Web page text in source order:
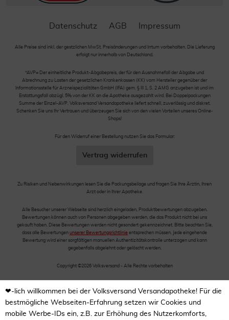
Datenschutz AGB Impressum
Alle Preise sind inkl. der gestzlichen MwSt. Preisänderungen und Irrtum vorbehalten. Die Lieferung
erfolgt nur innerhalb von Deutschland.
*AVP= Der einheitliche Produkt-Abgabepreis, der für den Ausnahmefall der Abgabe und
Abrechnung zu Lasten der gesetzlichen Krankenkassen (KK) vom Hersteller gegenüber der
Informationsstelle für Arzneispezialitäten GmbH (IFA) gem. § III 1, S. 2 AMG anzugeben ist und im
Erstattungsfall abzügl. 5% von der KK an die Apotheke ausgezahlt wird. Bei Doppelpackungen
Summe der Einzel-AVP. Volksversand Versandapotheke liefert schnell, zuverlässig und diskret.
Schenken Sie uns Ihr Vertrauen und überzeugen Sie sich von den vielen Vorteilen unseres Online-
Shops!
Für den Widerruf einer Bestellung nutzen Sie das Formular:
Vertrag widerrufen
Zu Risiken und Nebenwirkungen lesen Sie die Packungsbeilage und fragen Sie Ihre Ärztin, Ihren
Arzt oder in Ihrer Apotheke.
Alle Besucher unserer Webseite sind herzlich eingeladen, Produktbewertungen abzugeben.
Bewertungen können auch von Personen abgegeben werden, die das Produkt nicht bei uns
gekauft haben. Diese Bewertungen werden nicht gesondert gekennzeichnet. Bitte beachten Sie,
dass alle Bewertungen unserer Bewertungsrichtlinie entsprechen müssen. Jede eingehende
Bewertung wird einer sorgfältigen manuellen Authentizitätskontrolle unterzogen und kann
gegebenfalls abgelehnt oder gelöscht werden.
Copyright ©2026 Volksversand - Alle Rechte vorbehalten
❤-lich willkommen bei der Volksversand Versandapotheke! Für die
bestmögliche Webseiten-Erfahrung setzen wir Cookies und
mobile Werbe-IDs ein, z.B. zur Erhöhung des Nutzerkomforts,